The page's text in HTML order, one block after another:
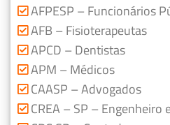
AFPESP – Funcionários
AFB – Fisioterapeutas
APCD – Dentistas
APM – Médicos
CAASP – Advogados
CREA – SP – Engenheiro